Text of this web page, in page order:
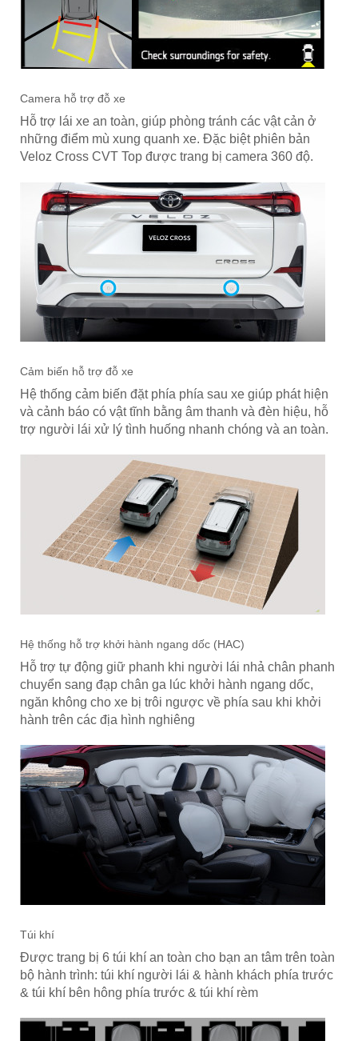
Camera hỗ trợ đỗ xe
Hỗ trợ lái xe an toàn, giúp phòng tránh các vật cản ở
những điểm mù xung quanh xe. Đặc biệt phiên bản
Veloz Cross CVT Top được trang bị camera 360 độ.
Cảm biến hỗ trợ đỗ xe
Hệ thống cảm biến đặt phía phía sau xe giúp phát hiện
và cảnh báo có vật tĩnh bằng âm thanh và đèn hiệu, hỗ
trợ người lái xử lý tình huống nhanh chóng và an toàn.
Hệ thống hỗ trợ khởi hành ngang dốc (HAC)
Hỗ trợ tự động giữ phanh khi người lái nhả chân phanh
chuyển sang đạp chân ga lúc khởi hành ngang dốc,
ngăn không cho xe bị trôi ngược về phía sau khi khởi
hành trên các địa hình nghiêng
Túi khí
Được trang bị 6 túi khí an toàn cho bạn an tâm trên toàn
bộ hành trình: túi khí người lái & hành khách phía trước
& túi khí bên hông phía trước & túi khí rèm